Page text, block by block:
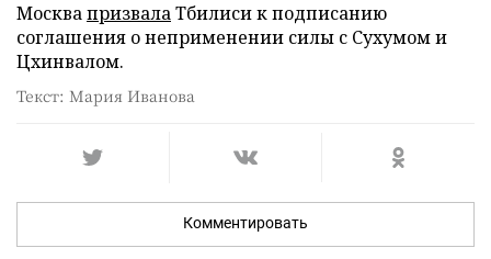
МосквапризвалаТбилиси к подписанию
соглашения о неприменении силы с Сухумом и
Цхинвалом.
Текст: Мария Иванова
Комментировать